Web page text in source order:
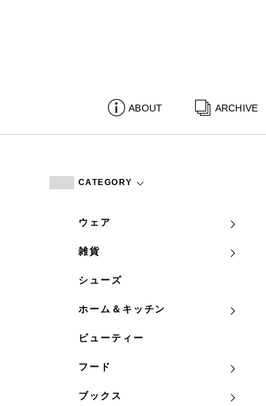
ABOUT ARCHIVE
CATEGORY
ウェア
雑貨
シューズ
ホーム＆キッチン
ビューティー
フード
ブックス